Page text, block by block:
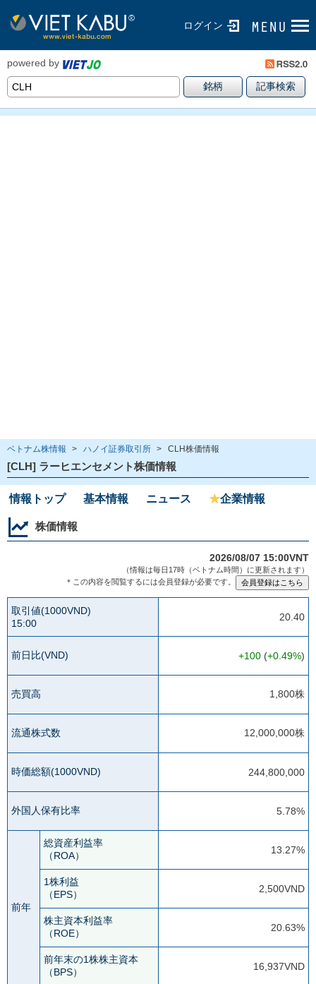
ログイン
powered by
ベトナム株情報 > ハノイ証券取引所 > CLH株価情報
[CLH] ラーヒエンセメント株価情報
情報トップ 基本情報 ニュース ★企業情報
株価情報
2026/08/07 15:00VNT
（情報は毎日17時（ベトナム時間）に更新されます）
＊この内容を閲覧するには会員登録が必要です。
取引値(1000VND)
15:00
20.40
前日比(VND) +100 (+0.49%)
売買高 1,800株
流通株式数 12,000,000株
時価総額(1000VND) 244,800,000
外国人保有比率 5.78%
前年
総資産利益率
（ROA）
13.27%
1株利益
（EPS）
2,500VND
株主資本利益率
（ROE）
20.63%
前年末の1株株主資本
（BPS）
16,937VND